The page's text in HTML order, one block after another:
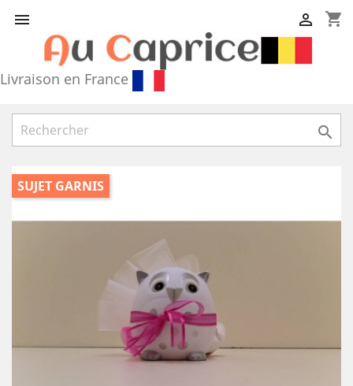
 shopping_cart

Livraison en France

SUJET GARNIS